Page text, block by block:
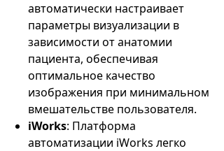
автоматически настраивает
параметры визуализации в
зависимости от анатомии
пациента, обеспечивая
оптимальное качество
изображения при минимальном
вмешательстве пользователя.
iWorks: Платформа
автоматизации iWorks легко